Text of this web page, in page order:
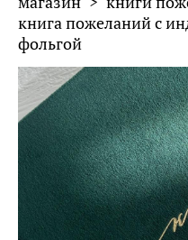
книга пожеланий с
фольгой